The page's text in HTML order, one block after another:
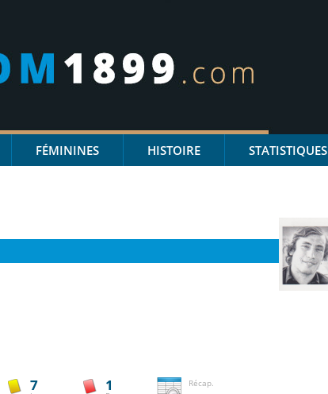
FÉMININES HISTOIRE STATISTIQUES
7 1
Récap.